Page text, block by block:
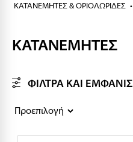
ΚΑΤΑΝΕΜΗΤΕΣ & ΟΡΙΟΛΩΡΙΔΕΣ
ΚΑΤΑΝΕΜΗΤΕΣ
ΦΙΛΤΡΑ ΚΑΙ